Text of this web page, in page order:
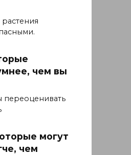
чем вы
переоценивать
могут
чем